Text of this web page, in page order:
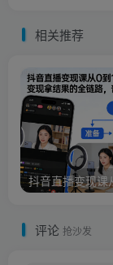
相关推荐
评论 抢沙发